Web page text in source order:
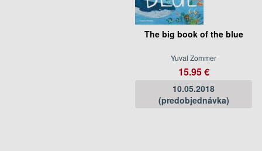
The big book of the blue
Yuval Zommer
15.95 €
10.05.2018
(predobjednávka)